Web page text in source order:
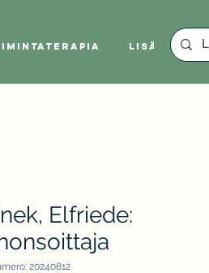
Lisää
Elfriede:
20240812